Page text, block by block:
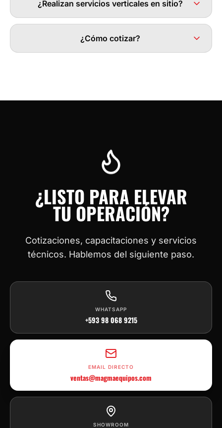
¿Realizan servicios verticales en sitio?
¿Cómo cotizar?
¿LISTO PARA ELEVAR
TU OPERACIÓN?
Cotizaciones, capacitaciones y servicios
técnicos. Hablemos del siguiente paso.
WHATSAPP
+593 98 068 9215
EMAIL DIRECTO
ventas@magmaequipos.com
SHOWROOM